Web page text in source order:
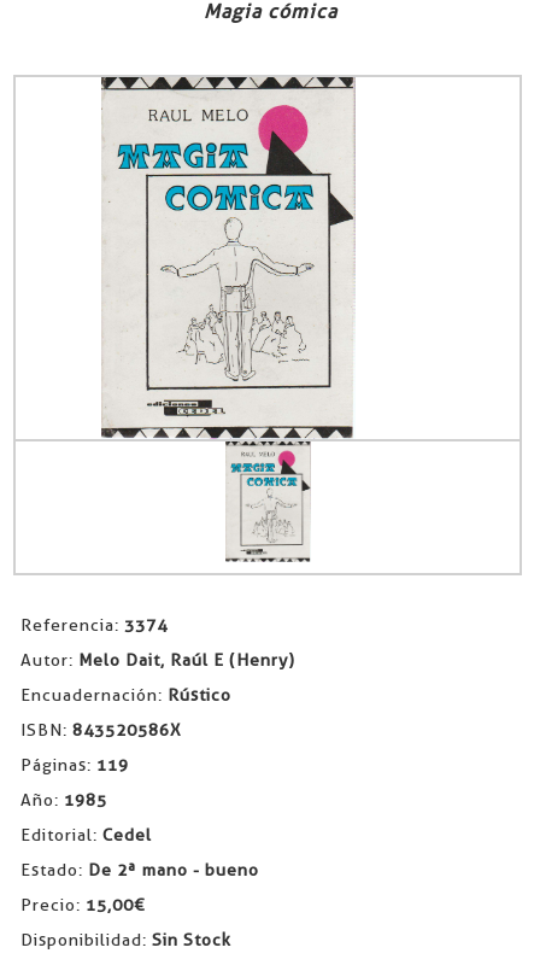
Magia cómica
Referencia: 3374
Autor: Melo Dait, Raúl E (Henry)
Encuadernación: Rústico
ISBN: 843520586X
Páginas: 119
Año: 1985
Editorial: Cedel
Estado: De 2ª mano - bueno
Precio: 15,00€
Disponibilidad: Sin Stock